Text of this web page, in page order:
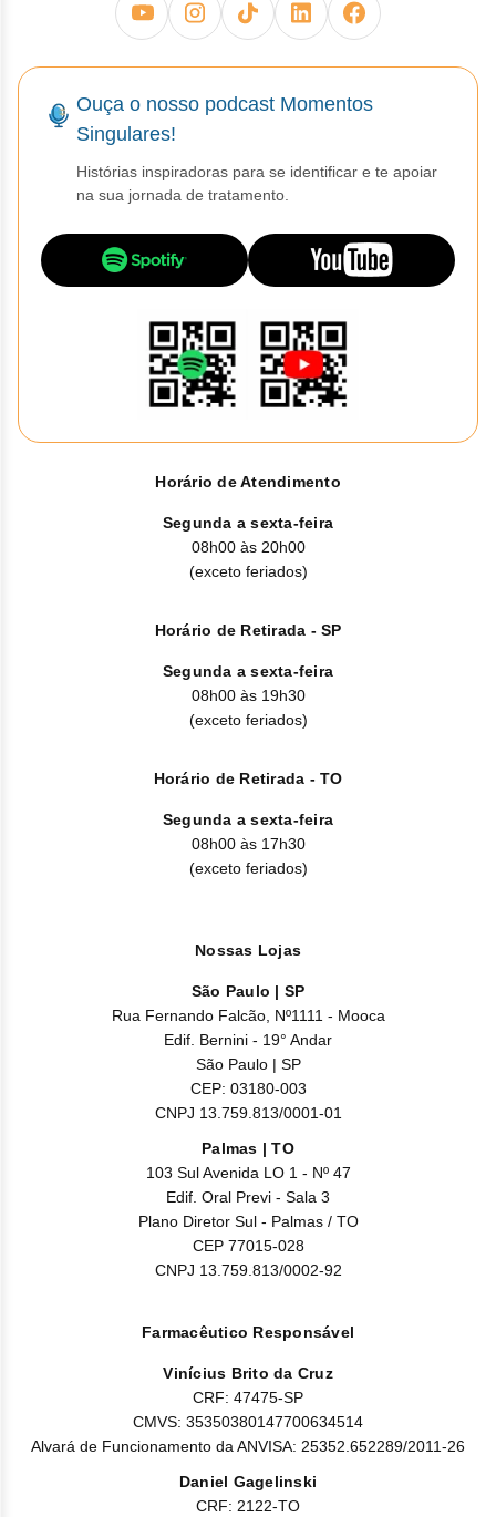
Ouça o nosso podcast Momentos
Singulares!
Histórias inspiradoras para se identificar e te apoiar
na sua jornada de tratamento.
Horário de Atendimento
Segunda a sexta-feira
08h00 às 20h00
(exceto feriados)
Horário de Retirada - SP
Segunda a sexta-feira
08h00 às 19h30
(exceto feriados)
Horário de Retirada - TO
Segunda a sexta-feira
08h00 às 17h30
(exceto feriados)
Nossas Lojas
São Paulo | SP
Rua Fernando Falcão, Nº1111 - Mooca
Edif. Bernini - 19° Andar
São Paulo | SP
CEP: 03180-003
CNPJ 13.759.813/0001-01
Palmas | TO
103 Sul Avenida LO 1 - Nº 47
Edif. Oral Previ - Sala 3
Plano Diretor Sul - Palmas / TO
CEP 77015-028
CNPJ 13.759.813/0002-92
Farmacêutico Responsável
Vinícius Brito da Cruz
CRF: 47475-SP
CMVS: 35350380147700634514
Alvará de Funcionamento da ANVISA: 25352.652289/2011-26
Daniel Gagelinski
CRF: 2122-TO